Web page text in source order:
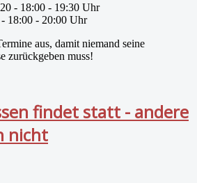
- 18:00 - 19:30 Uhr
18:00 - 20:00 Uhr
aus, damit niemand seine
zurückgeben muss!
findet statt - andere
nicht